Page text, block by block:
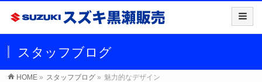
スタッフブログ
HOME » スタッフブログ » 魅力的なデザイン